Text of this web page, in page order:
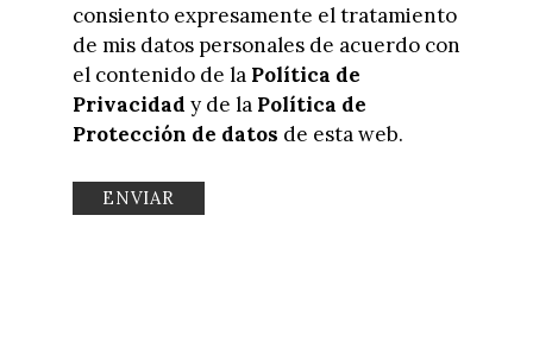
consiento expresamente el tratamiento
de mis datos personales de acuerdo con
el contenido de la Política de
Privacidad y de la Política de
Protección de datos de esta web.